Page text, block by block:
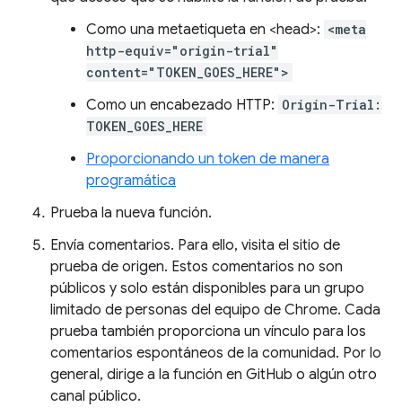
Como una metaetiqueta en <head>: <meta
http-equiv="origin-trial"
content="TOKEN_GOES_HERE">
Como un encabezado HTTP: Origin-Trial:
TOKEN_GOES_HERE
Proporcionando un token de manera
programática
Prueba la nueva función.
Envía comentarios. Para ello, visita el sitio de
prueba de origen. Estos comentarios no son
públicos y solo están disponibles para un grupo
limitado de personas del equipo de Chrome. Cada
prueba también proporciona un vínculo para los
comentarios espontáneos de la comunidad. Por lo
general, dirige a la función en GitHub o algún otro
canal público.